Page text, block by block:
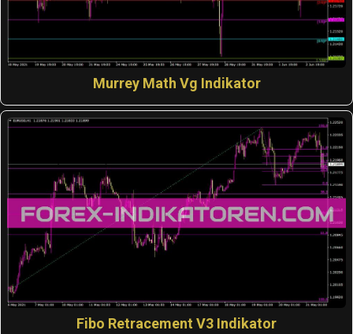
Murrey Math Vg Indikator
Fibo Retracement V3 Indikator